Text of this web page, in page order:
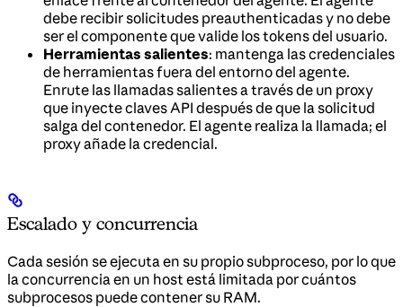
debe recibir solicitudes preauthenticadas y no debe
ser el componente que valide los tokens del usuario.
Herramientas salientes: mantenga las credenciales
de herramientas fuera del entorno del agente.
Enrute las llamadas salientes a través de un proxy
que inyecte claves API después de que la solicitud
salga del contenedor. El agente realiza la llamada; el
proxy añade la credencial.
Escalado y concurrencia
Cada sesión se ejecuta en su propio subproceso, por lo que
la concurrencia en un host está limitada por cuántos
subprocesos puede contener su RAM.